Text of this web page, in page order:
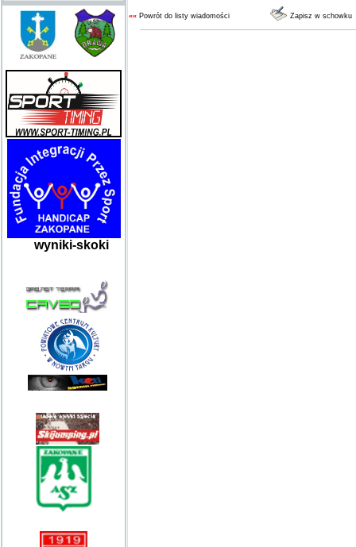
wyniki-skoki
«« Powrót do listy wiadomości Zapisz w schowku